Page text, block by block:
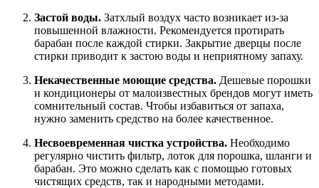
Застой воды. Затхлый воздух часто возникает из-за
повышенной влажности. Рекомендуется протирать
барабан после каждой стирки. Закрытие дверцы после
стирки приводит к застою воды и неприятному запаху.
Некачественные моющие средства. Дешевые порошки
и кондиционеры от малоизвестных брендов могут иметь
сомнительный состав. Чтобы избавиться от запаха,
нужно заменить средство на более качественное.
Несвоевременная чистка устройства. Необходимо
регулярно чистить фильтр, лоток для порошка, шланги и
барабан. Это можно сделать как с помощью готовых
чистящих средств, так и народными методами.